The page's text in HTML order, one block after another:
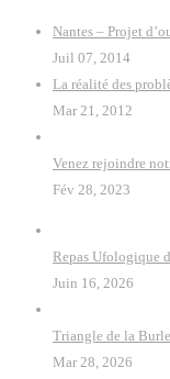
Nantes – Projet
Juil 07, 2014
La réalité des
Mar 21, 2012
Venez rejoindre
Fév 28, 2023
Repas Ufologique
Juin 16, 2026
Triangle de la
Mar 28, 2026